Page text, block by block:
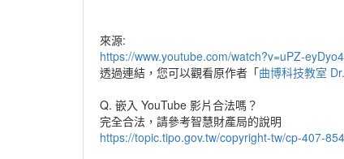
來源:
https://www.youtube.com/watch?v=uPZ-
透過連結，您可以觀看原作者「曲博科技教室
Q. 嵌入 YouTube 影片合法嗎？
完全合法，請參考智慧財產局的說明
https://topic.tipo.gov.tw/copyright-tw/cp-407-